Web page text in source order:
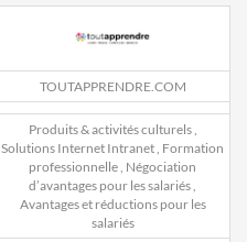
TOUTAPPRENDRE.COM
Produits & activités culturels,
Solutions Internet Intranet, Formation
professionnelle, Négociation
d’avantages pour les salariés,
Avantages et réductions pour les
salariés